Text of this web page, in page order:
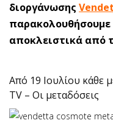
διοργάνωσης
παρακολουθήσουμε
αποκλειστικά από
Από 19 Ιουλίου κάθε
TV – Οι μεταδόσεις